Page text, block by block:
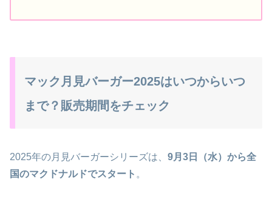
マック月見バーガー2025はいつからいつ
まで？販売期間をチェック
2025年の月見バーガーシリーズは、 9月3日（水）から全
国のマクドナルドでスタート 。